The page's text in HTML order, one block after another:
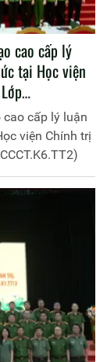
cao cấp lý
tại Học viện
cấp lý luận
viện Chính trị